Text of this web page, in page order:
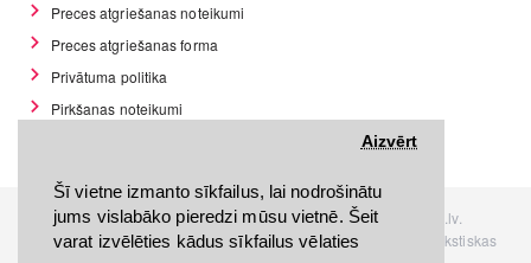
Šī vietne izmanto sīkfailus, lai nodrošinātu
jums vislabāko pieredzi mūsu vietnē. Šeit
varat izvēlēties kādus sīkfailus vēlaties
Aizvērt
Preces atgriešanas noteikumi
Preces atgriešanas forma
Privātuma politika
Pirkšanas noteikumi
Visas tiesības rezervētas. Interneta veikals www.Discomania.lv.
Jebkuras Discomania.lv informācijas pārpublicēšana, bez rakstiskas